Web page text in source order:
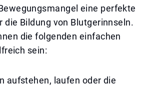
eine perfekte
die Bildung von Blutgerinnseln.
die folgenden einfachen
sein:
aufstehen, laufen oder die